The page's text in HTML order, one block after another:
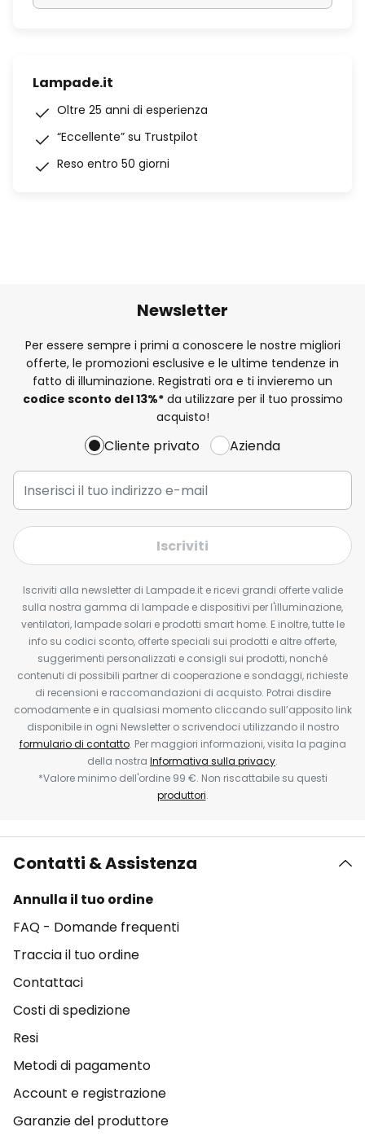
Lampade.it
Oltre 25 anni di esperienza
“Eccellente” su Trustpilot
Reso entro 50 giorni
Newsletter
Per essere sempre i primi a conoscere le nostre migliori
offerte, le promozioni esclusive e le ultime tendenze in
fatto di illuminazione. Registrati ora e ti invieremo un
codice sconto del13%*da utilizzare per il tuo prossimo
acquisto!
Cliente privato Azienda
Iscriviti
Iscriviti alla newsletter di Lampade.it e ricevi grandi offerte valide
sulla nostra gamma di lampade e dispositivi per l'illuminazione,
ventilatori, lampade solari e prodotti smart home. E inoltre, tutte le
info su codici sconto, offerte speciali sui prodotti e altre offerte,
suggerimenti personalizzati e consigli sui prodotti, nonché
contenuti di possibili partner di cooperazione e sondaggi, richieste
di recensioni e raccomandazioni di acquisto. Potrai disdire
comodamente e in qualsiasi momento cliccando sull’apposito link
disponibile in ogni Newsletter o scrivendoci utilizzando il nostro
formulario di contatto. Per maggiori informazioni, visita la pagina
della nostra Informativa sulla privacy.
*Valore minimo dell'ordine 99 €. Non riscattabile su questi
produttori.
Contatti & Assistenza
Annulla il tuo ordine
FAQ - Domande frequenti
Traccia il tuo ordine
Contattaci
Costi di spedizione
Resi
Metodi di pagamento
Account e registrazione
Garanzie del produttore